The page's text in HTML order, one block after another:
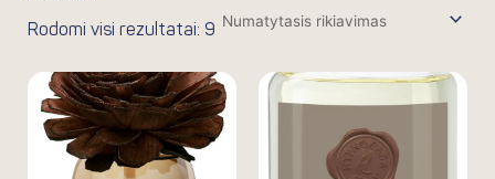
Rodomi visi rezultatai: 9